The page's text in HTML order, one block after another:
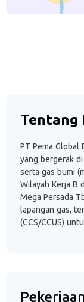
Tentang
PT Pema Global
yang bergerak
serta gas bumi
Wilayah Kerja B
Mega Persada
lapangan gas,
(CCS/CCUS)